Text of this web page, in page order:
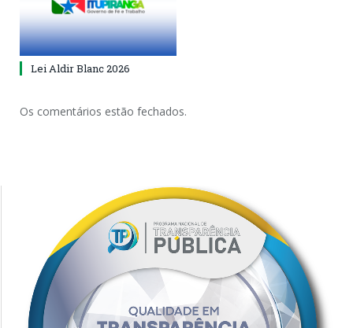
Lei Aldir Blanc 2026
Os comentários estão fechados.